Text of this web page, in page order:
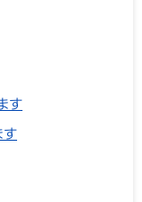
す
す